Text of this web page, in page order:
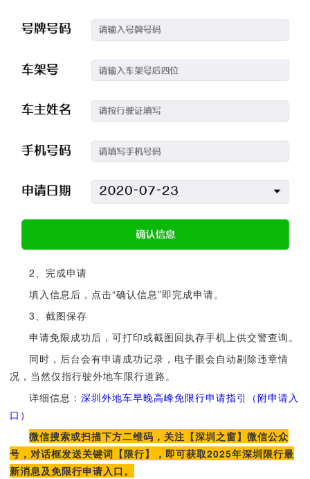
2、完成申请
填入信息后，点击“确认信息”即完成申请。
3、截图保存
申请免限成功后，可打印或截图回执存手机上供交警查询。
同时，后台会有申请成功记录，电子眼会自动剔除违章情
况，当然仅指行驶外地车限行道路。
详细信息： 深圳外地车早晚高峰免限行申请指引（附申请入
口）
微信搜索或扫描下方二维码，关注【深圳之窗】微信公众
号，对话框发送关键词【限行】，即可获取2025年深圳限行最
新消息及免限行申请入口。